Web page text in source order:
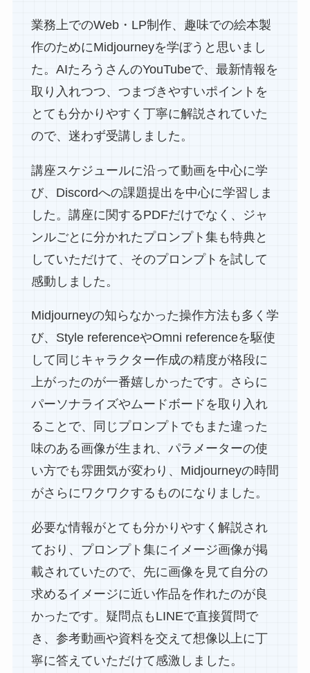
業務上でのWeb・LP制作、趣味での絵本製
作のためにMidjourneyを学ぼうと思いまし
た。AIたろうさんのYouTubeで、最新情報を
取り入れつつ、つまづきやすいポイントを
とても分かりやすく丁寧に解説されていた
ので、迷わず受講しました。
講座スケジュールに沿って動画を中心に学
び、Discordへの課題提出を中心に学習しま
した。講座に関するPDFだけでなく、ジャ
ンルごとに分かれたプロンプト集も特典と
していただけて、そのプロンプトを試して
感動しました。
Midjourneyの知らなかった操作方法も多く学
び、Style referenceやOmni referenceを駆使
して同じキャラクター作成の精度が格段に
上がったのが一番嬉しかったです。さらに
パーソナライズやムードボードを取り入れ
ることで、同じプロンプトでもまた違った
味のある画像が生まれ、パラメーターの使
い方でも雰囲気が変わり、Midjourneyの時間
がさらにワクワクするものになりました。
必要な情報がとても分かりやすく解説され
ており、プロンプト集にイメージ画像が掲
載されていたので、先に画像を見て自分の
求めるイメージに近い作品を作れたのが良
かったです。疑問点もLINEで直接質問で
き、参考動画や資料を交えて想像以上に丁
寧に答えていただけて感激しました。